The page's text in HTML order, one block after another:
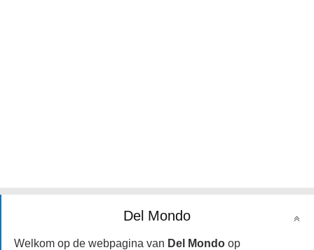
Del Mondo
Welkom op de webpagina van Del Mondo op